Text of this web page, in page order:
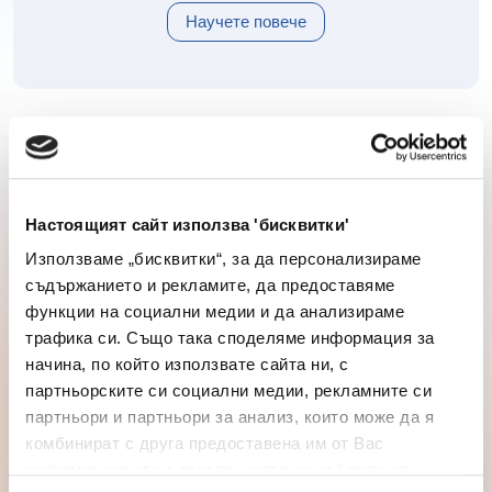
Настоящият сайт използва 'бисквитки'
Използваме „бисквитки“, за да персонализираме
съдържанието и рекламите, да предоставяме
функции на социални медии и да анализираме
трафика си. Също така споделяме информация за
начина, по който използвате сайта ни, с
партньорските си социални медии, рекламните си
партньори и партньори за анализ, които може да я
комбинират с друга предоставена им от Вас
Научете повече
Последни
новини
Knowledge
Corner
Regional
SEE
insights